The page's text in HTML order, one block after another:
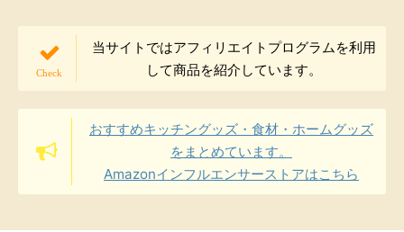
当サイトではアフィリエイトプログラムを利用
して商品を紹介しています。
おすすめキッチングッズ・食材・ホームグッズ
をまとめています。
Amazonインフルエンサーストアはこちら